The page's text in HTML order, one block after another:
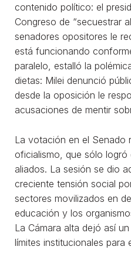
contenido político: el
Congreso de “secuestrar
senadores opositores le
está funcionando
paralelo, estalló la
dietas: Milei denunció
desde la oposición le
acusaciones de mentir
La votación en el Senado
oficialismo, que sólo
aliados. La sesión se dio
creciente tensión social
sectores movilizados en
educación y los
La Cámara alta dejó así
límites institucionales para